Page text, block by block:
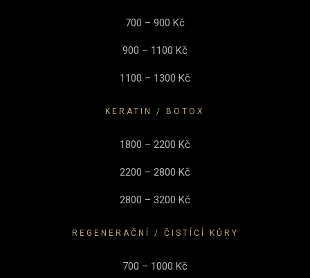
700 – 900 Kč
900 – 1100 Kč
1100 – 1300 Kč
KERATIN / BOTOX
1800 – 2200 Kč
2200 – 2800 Kč
2800 – 3200 Kč
REGENERAČNÍ / ČISTÍCÍ KŮRY
700 – 1000 Kč